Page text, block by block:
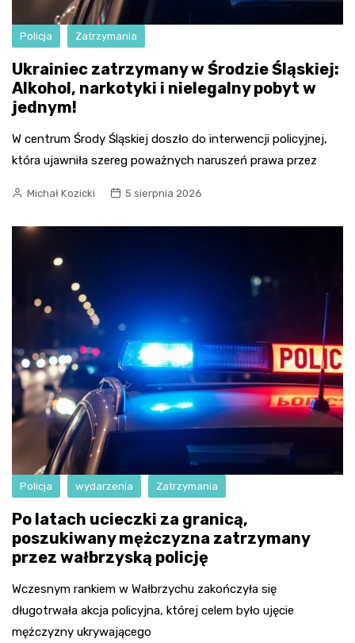
Policja Zatrzymania
Ukrainiec zatrzymany w Środzie Śląskiej:
Alkohol, narkotyki i nielegalny pobyt w
jednym!
W centrum Środy Śląskiej doszło do interwencji policyjnej,
która ujawniła szereg poważnych naruszeń prawa przez
Michał Kozicki 5 sierpnia 2026
Policja wydarzenia Zatrzymania
Po latach ucieczki za granicą,
poszukiwany mężczyzna zatrzymany
przez wałbrzyską policję
Wczesnym rankiem w Wałbrzychu zakończyła się
długotrwała akcja policyjna, której celem było ujęcie
mężczyzny ukrywającego